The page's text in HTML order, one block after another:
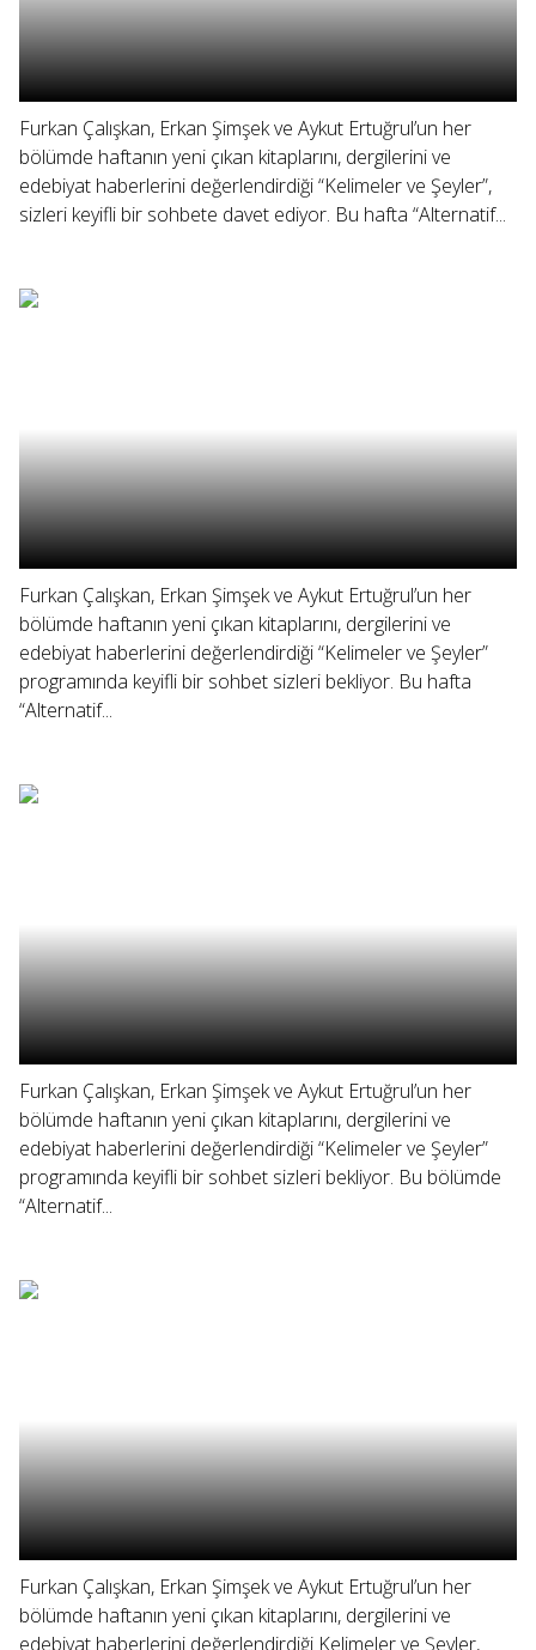
Furkan Çalışkan, Erkan Şimşek ve Aykut Ertuğrul’un her
bölümde haftanın yeni çıkan kitaplarını, dergilerini ve
edebiyat haberlerini değerlendirdiği “Kelimeler ve Şeyler”,
sizleri keyifli bir sohbete davet ediyor. Bu hafta “Alternatif...
Furkan Çalışkan, Erkan Şimşek ve Aykut Ertuğrul’un her
bölümde haftanın yeni çıkan kitaplarını, dergilerini ve
edebiyat haberlerini değerlendirdiği “Kelimeler ve Şeyler”
programında keyifli bir sohbet sizleri bekliyor. Bu hafta
“Alternatif...
Furkan Çalışkan, Erkan Şimşek ve Aykut Ertuğrul’un her
bölümde haftanın yeni çıkan kitaplarını, dergilerini ve
edebiyat haberlerini değerlendirdiği “Kelimeler ve Şeyler”
programında keyifli bir sohbet sizleri bekliyor. Bu bölümde
“Alternatif...
Furkan Çalışkan, Erkan Şimşek ve Aykut Ertuğrul’un her
bölümde haftanın yeni çıkan kitaplarını, dergilerini ve
edebiyat haberlerini değerlendirdiği Kelimeler ve Şeyler,